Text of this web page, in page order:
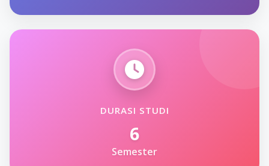
DURASI STUDI
6
Semester